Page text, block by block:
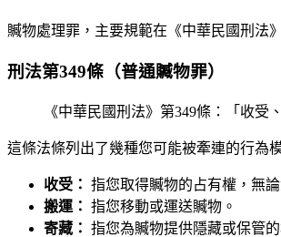
贓物處理罪，主要規範在《中華民國刑法
刑法第349條（普通贓物罪）
《中華民國刑法》第349條：「收
這條法條列出了幾種您可能被牽連的行為
收受： 指您取得贓物的占有權，無
搬運： 指您移動或運送贓物。
寄藏： 指您為贓物提供隱藏或保管